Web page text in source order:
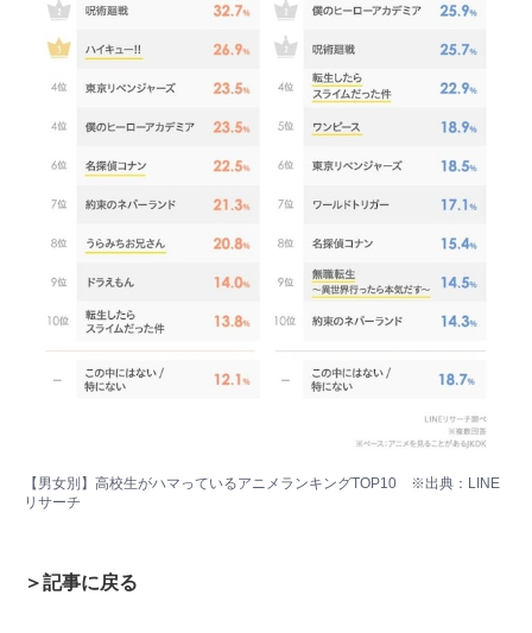
【男女別】高校生がハマっているアニメランキングTOP10 ※出典：LINE
リサーチ
＞記事に戻る